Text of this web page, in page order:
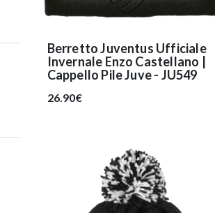
Berretto Juventus Ufficiale
Invernale Enzo Castellano |
Cappello Pile Juve - JU549
26.90€